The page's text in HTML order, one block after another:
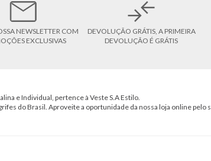
NEWSLETTER COM
EXCLUSIVAS
DEVOLUÇÃO GRÁTIS, A PRIMEIRA
DEVOLUÇÃO É GRÁTIS
e Individual, pertence à Veste S.A Estilo.
do Brasil. Aproveite a oportunidade da nossa loja online pelo